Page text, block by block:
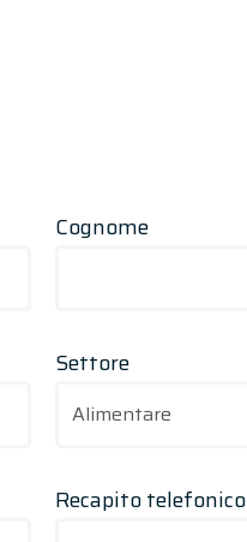
Cognome
Settore
Recapito telefonico